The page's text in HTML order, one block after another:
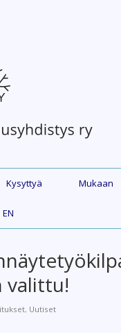
Kysyttyä Mukaan
EN
valittu!
, Uutiset